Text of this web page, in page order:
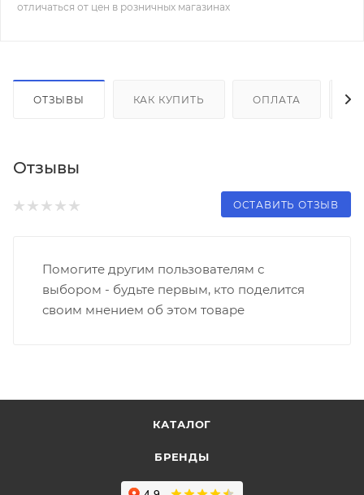
отличаться от цен в розничных магазинах
ОТЗЫВЫ КАК КУПИТЬ ОПЛАТА
Отзывы
ОСТАВИТЬ ОТЗЫВ
Помогите другим пользователям с
выбором - будьте первым, кто поделится
своим мнением об этом товаре
КАТАЛОГ
БРЕНДЫ